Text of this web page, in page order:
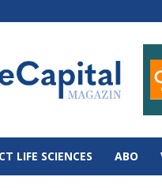
LIFE SCIENCES ABO